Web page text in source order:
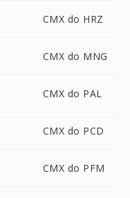
CMX do HRZ
CMX do MNG
CMX do PAL
CMX do PCD
CMX do PFM